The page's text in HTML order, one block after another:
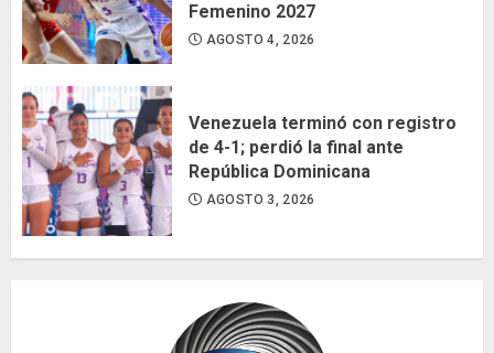
Femenino 2027
AGOSTO 4, 2026
Venezuela terminó con registro
de 4-1; perdió la final ante
República Dominicana
AGOSTO 3, 2026